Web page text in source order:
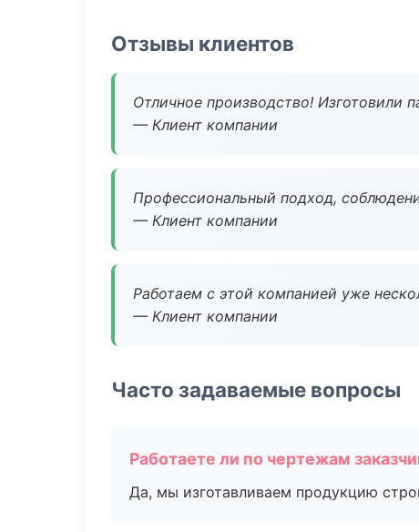
Отзывы клиентов
Отличное производство! Изготовили
— Клиент компании
Профессиональный подход,
— Клиент компании
Работаем с этой компанией уже
— Клиент компании
Часто задаваемые вопросы
Работаете ли по чертежам
Да, мы изготавливаем продукцию